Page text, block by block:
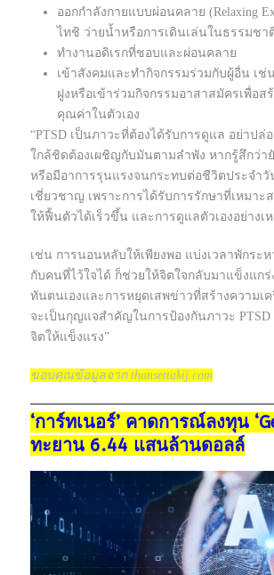
ออกกำลังกายแบบผ่อนคลาย (Relaxing
ไทชิ ว่ายน้ำหรือการเดินเล่นในธรรมชา
ทำงานอดิเรกที่ชอบและผ่อนคลาย
เข้าสังคมและทำกิจกรรมร่วมกับผู้อื่น เช่
ฝูงหรือเข้าร่วมกิจกรรมอาสาสมัครเพื่อส
คุณค่าในตัวเอง
“PTSD เป็นภาวะที่ต้องได้รับการดูแล อย่าปล่
ใกล้ชิดต้องเผชิญกับมันตามลำพัง หากรู้สึกว่า
หรือมีอาการรุนแรงจนกระทบต่อชีวิตประจำวั
เชี่ยวชาญ เพราะการได้รับการรักษาที่เหมาะ
ให้ฟื้นตัวได้เร็วขึ้น และการดูแลตัวเองอย่างเ
เช่น การนอนหลับให้เพียงพอ แบ่งเวลาพักระ
กับคนที่ไว้ใจได้ ก็ช่วยให้จิตใจกลับมาแข็งแกร่
ทันตนเองและการหยุดเสพข่าวที่สร้างความเค
จะเป็นกุญแจสำคัญในการป้องกันภาวะ
จิตให้แข็งแรง”
ขอบคุณข้อมูลจาก thansettakij.com
‘การ์ทเนอร์’ คาดการณ์ลงทุน
ทะยาน 6.44 แสนล้านดอลล์